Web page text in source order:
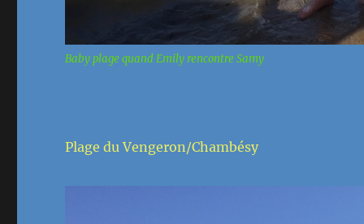
Baby plage quand Emily rencontre Samy
Plage du Vengeron/Chambésy